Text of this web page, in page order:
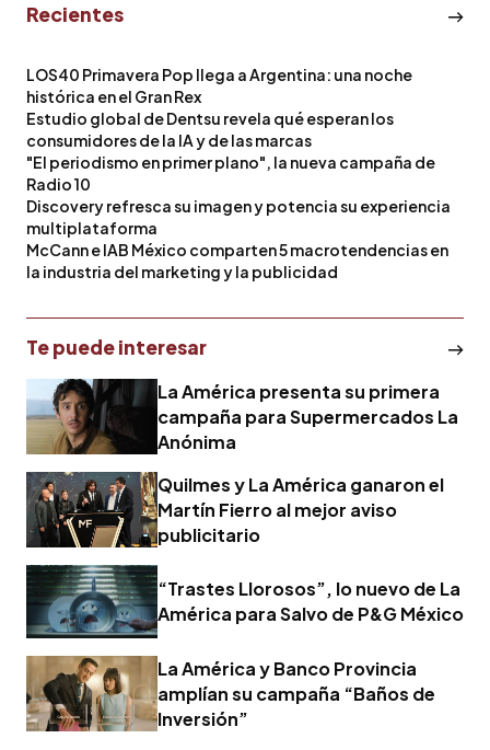
Recientes
LOS40 Primavera Pop llega a Argentina: una noche
histórica en el Gran Rex
Estudio global de Dentsu revela qué esperan los
consumidores de la IA y de las marcas
"El periodismo en primer plano", la nueva campaña de
Radio 10
Discovery refresca su imagen y potencia su experiencia
multiplataforma
McCann e IAB México comparten 5 macrotendencias en
la industria del marketing y la publicidad
Te puede interesar
La América presenta su primera
campaña para Supermercados La
Anónima
Quilmes y La América ganaron el
Martín Fierro al mejor aviso
publicitario
“Trastes Llorosos”, lo nuevo de La
América para Salvo de P&G México
La América y Banco Provincia
amplían su campaña “Baños de
Inversión”